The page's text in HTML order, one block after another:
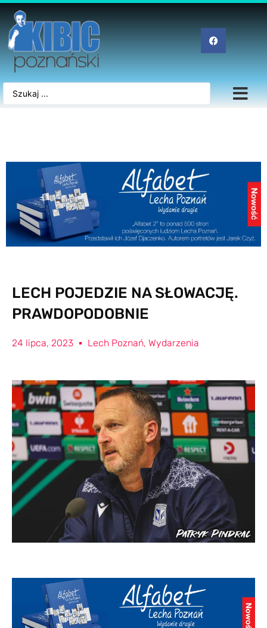
LECH POJEDZIE NA SŁOWACJĘ.
PRAWDOPODOBNIE
24 lipca, 2023 Lech Poznań, Wydarzenia